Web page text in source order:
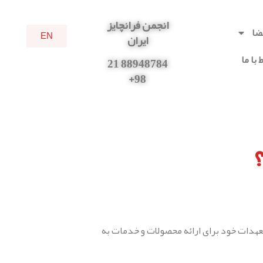
با ما
انجمن فرانچایز
ایران
88948784 21
98+
EN
خود برای ارائه محصولات و خدمات به